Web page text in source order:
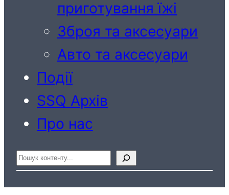
приготування їжі
Зброя та аксесуари
Авто та аксесуари
Події
SSQ Архів
Про нас
Пошук